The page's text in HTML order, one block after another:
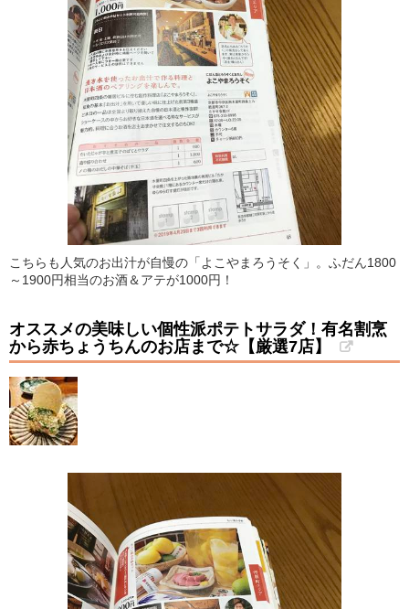
こちらも人気のお出汁が自慢の「よこやまろうそく」。ふだん1800
～1900円相当のお酒＆アテが1000円！
オススメの美味しい個性派ポテトサラダ！有名割烹
から赤ちょうちんのお店まで☆【厳選7店】